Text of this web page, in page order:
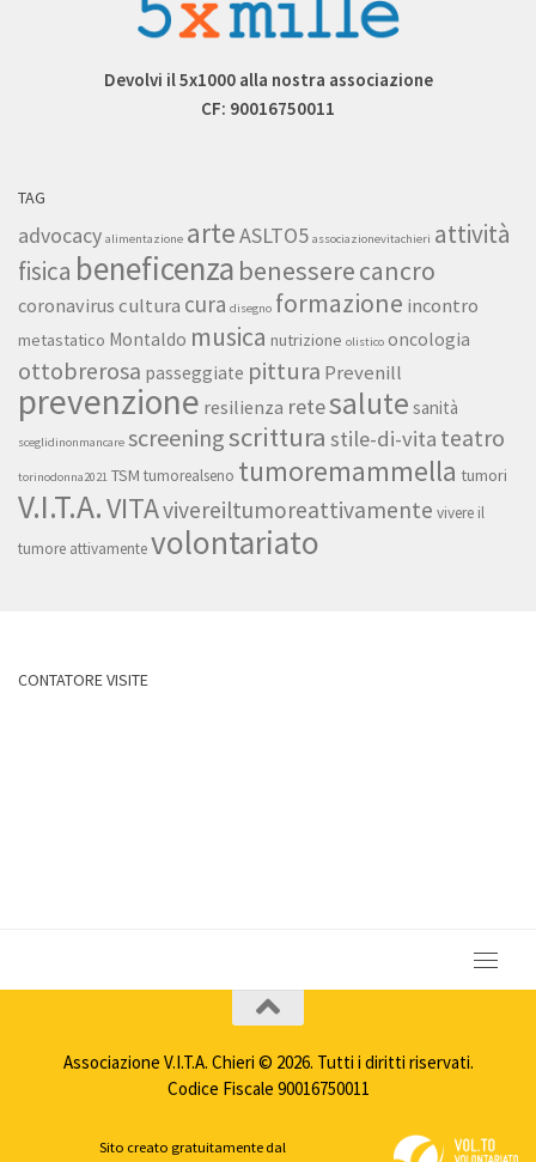
Devolvi il 5x1000 alla nostra associazione
CF: 90016750011
TAG
advocacy alimentazione arteASLTO5 associazionevitachieri attività
fisica beneficenza benesserecancro
coronavirus cultura cura disegno formazione incontro
metastatico Montaldo musica nutrizione olistico oncologia
ottobrerosa passeggiate pittura Prevenill
prevenzione resilienza retesalute sanità
sceglidinonmancare screeningscrittura stile-di-vita teatro
torinodonna2021 TSM tumorealseno tumoremammella tumori
V.I.T.A.VITAvivereiltumoreattivamente vivere il
tumore attivamentevolontariato
CONTATORE VISITE
Associazione V.I.T.A. Chieri © 2026. Tutti i diritti riservati.
Codice Fiscale 90016750011
Sito creato gratuitamente dal